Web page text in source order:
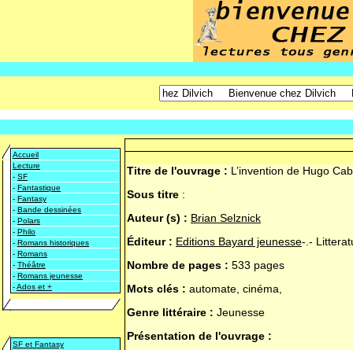
Accueil
Lecture
- SF
- Fantastique
- Fantasy
- Bande dessinées
- Polars
- Philo
- Romans historiques
- Romans
- Théâtre
- Romans jeunesse
-Ados et +
SF et Fantasy
Titre de l'ouvrage : L’invention de Hugo
Sous titre :
Auteur (s) : Brian Selznick
Éditeur : Editions Bayard jeunesse-.-
Nombre de pages : 533 pages
Mots clés : automate, cinéma,
Genre littéraire : Jeunesse
Présentation de l'ouvrage :